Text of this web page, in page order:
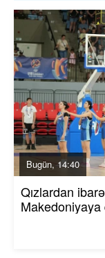
Bugün, 14:40
Qızlardan